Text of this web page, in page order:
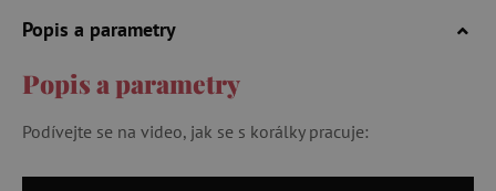
Popis a parametry
Popis a parametry
Podívejte se na video, jak se s korálky pracuje: